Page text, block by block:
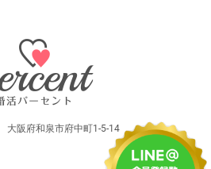
阪府和泉市府中町1-5-14